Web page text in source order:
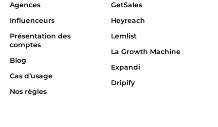
Agences
Influenceurs
Présentation des
comptes
Blog
Cas d’usage
Nos règles
GetSales
Heyreach
Lemlist
La Growth Machine
Expandi
Dripify